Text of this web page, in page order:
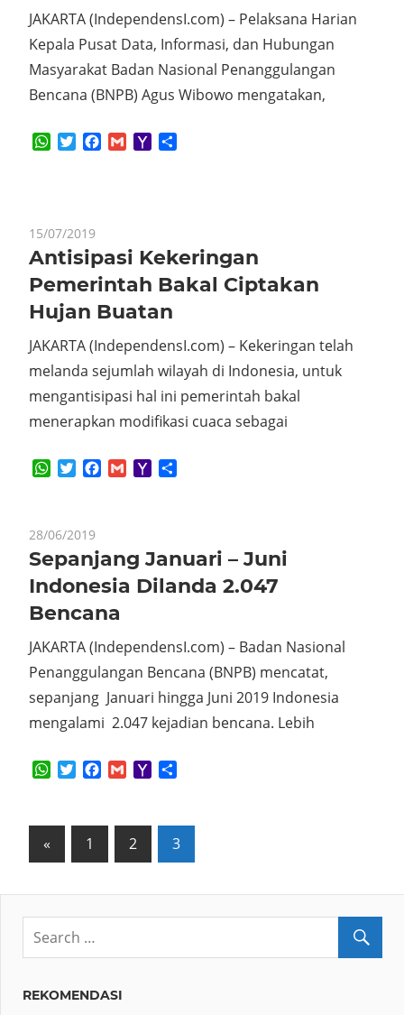
JAKARTA (IndependensI.com) – Pelaksana Harian
Kepala Pusat Data, Informasi, dan Hubungan
Masyarakat Badan Nasional Penanggulangan
Bencana (BNPB) Agus Wibowo mengatakan,
WhatsApp
TwitterFacebook
GmailYahoo
15/07/2019
Antisipasi Kekeringan
Pemerintah Bakal Ciptakan
Hujan Buatan
JAKARTA (IndependensI.com) – Kekeringan telah
melanda sejumlah wilayah di Indonesia, untuk
mengantisipasi hal ini pemerintah bakal
menerapkan modifikasi cuaca sebagai
WhatsApp
TwitterFacebook
GmailYahoo
28/06/2019
Sepanjang Januari – Juni
Indonesia Dilanda 2.047
Bencana
JAKARTA (IndependensI.com) – Badan Nasional
Penanggulangan Bencana (BNPB) mencatat,
sepanjang Januari hingga Juni 2019 Indonesia
mengalami 2.047 kejadian bencana. Lebih
WhatsApp
TwitterFacebook
GmailYahoo
Posts
« Previous
Posts
1 2 3
REKOMENDASI